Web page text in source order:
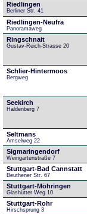
Riedlingen
Berliner Str. 41
Riedlingen-Neufra
Panoramaweg
Ringschnait
Gustav-Reich-Strasse 20
Schlier-Hintermoos
Bergweg
Seekirch
Haldenberg 7
Seltmans
Amselweg 22
Sigmaringendorf
Weingartenstraße 7
Stuttgart-Bad Cannstatt
Beuthener Str. 67
Stuttgart-Möhringen
Glashütter Weg 10
Stuttgart-Rohr
Hirschsprung 3